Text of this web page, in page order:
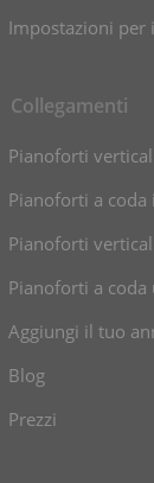
Impostazioni per
Collegamenti
Pianoforti
Pianoforti a coda
Pianoforti
Pianoforti a coda
Aggiungi il tuo
Blog
Prezzi